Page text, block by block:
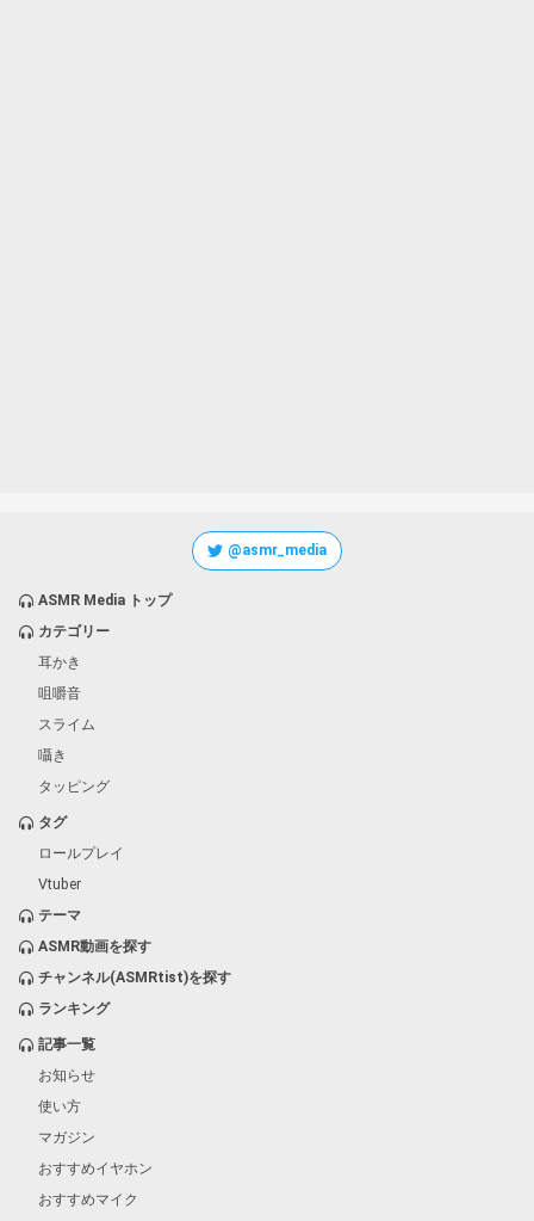
@asmr_media
ASMR Media トップ
カテゴリー
耳かき
咀嚼音
スライム
囁き
タッピング
タグ
ロールプレイ
Vtuber
テーマ
ASMR動画を探す
チャンネル(ASMRtist)を探す
ランキング
記事一覧
お知らせ
使い方
マガジン
おすすめイヤホン
おすすめマイク